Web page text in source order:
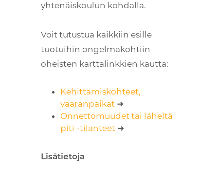
yhtenäiskoulun kohdalla.
Voit tutustua kaikkiin esille
tuotuihin ongelmakohtiin
oheisten karttalinkkien kautta:
Kehittämiskohteet,
vaaranpaikat ➜
Onnettomuudet tai läheltä
piti -tilanteet ➜
Lisätietoja